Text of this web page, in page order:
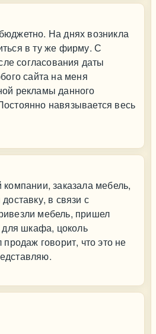
На днях возникла
в ту же фирму. С
согласования даты
сайта на меня
рекламы данного
навязывается весь
заказала мебель,
в связи с
мебель, пришел
для шкафа, цоколь
говорит, что это не